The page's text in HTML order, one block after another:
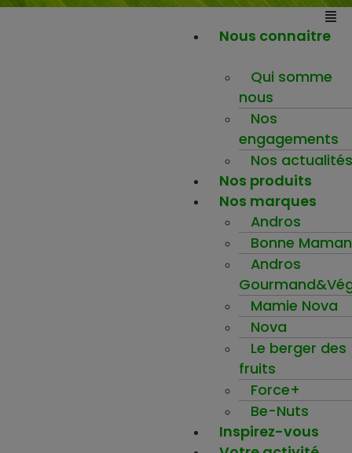
Nous connaitre
Qui somme
nous
Nos
engagements
Nos actualités
Nos produits
Nos marques
Andros
Bonne Maman
Andros
Mamie Nova
Nova
Le berger des
fruits
Force+
Be-Nuts
Inspirez-vous